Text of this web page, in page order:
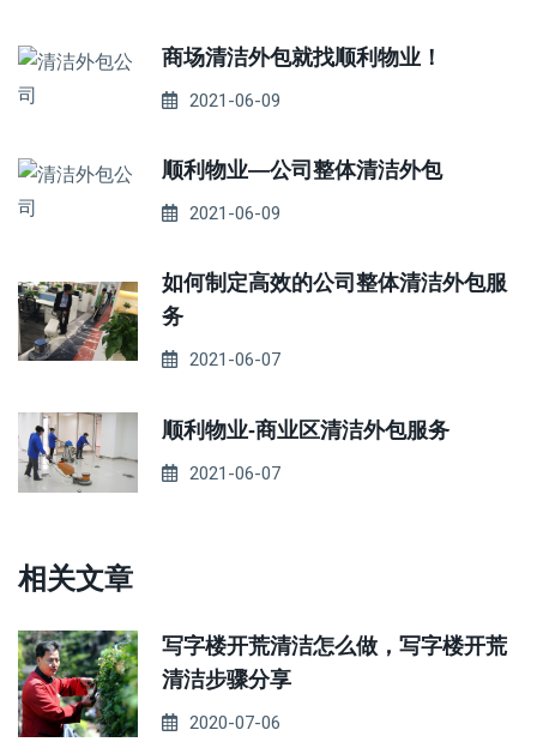
商场清洁外包就找顺利物业！
2021-06-09
顺利物业—公司整体清洁外包
2021-06-09
如何制定高效的公司整体清洁外包服
务
2021-06-07
顺利物业-商业区清洁外包服务
2021-06-07
相关文章
写字楼开荒清洁怎么做，写字楼开荒
清洁步骤分享
2020-07-06